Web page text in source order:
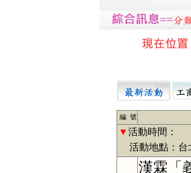
編 號
▼活動時間：
活動地點：台
漢霖「